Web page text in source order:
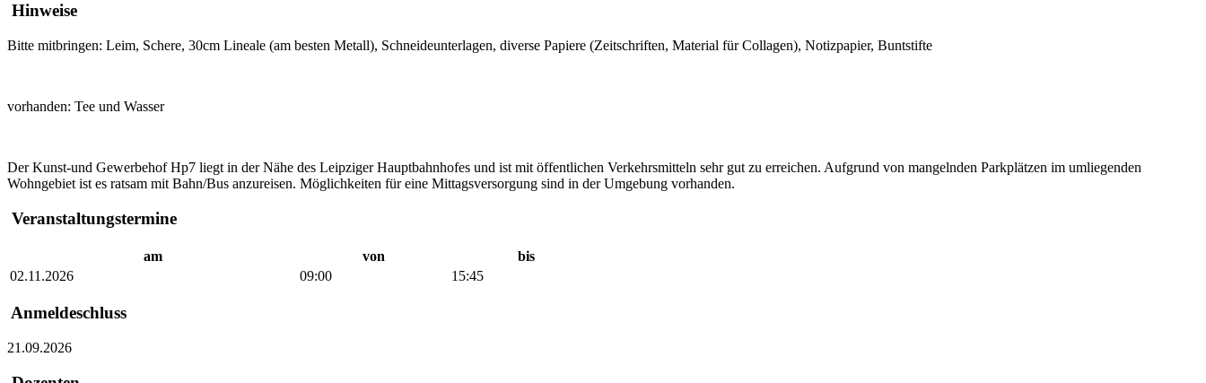
Hinweise
Bitte mitbringen: Leim, Schere, 30cm Lineale (am besten Metall), Schneideunterlagen, diverse Papiere (Zeitschriften, Material für Collagen), Notizpapier, Buntstifte
vorhanden: Tee und Wasser
Der Kunst-und Gewerbehof Hp7 liegt in der Nähe des Leipziger Hauptbahnhofes und ist mit öffentlichen Verkehrsmitteln sehr gut zu erreichen. Aufgrund von mangelnden Parkplätzen im umliegenden
Wohngebiet ist es ratsam mit Bahn/Bus anzureisen. Möglichkeiten für eine Mittagsversorgung sind in der Umgebung vorhanden.
Veranstaltungstermine
am von
bis
02.11.2026
09:00 15:45
Anmeldeschluss
21.09.2026